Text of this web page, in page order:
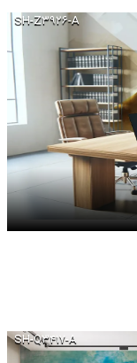
SH-Z۳۹۲۶-A
SH-Q۳۴۱۷-A